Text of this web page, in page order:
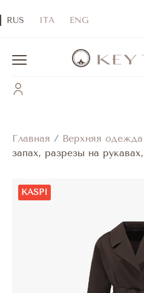
RUS ITA ENG
Главная / Верхняя одежда
запах, разрезы на
KASPI